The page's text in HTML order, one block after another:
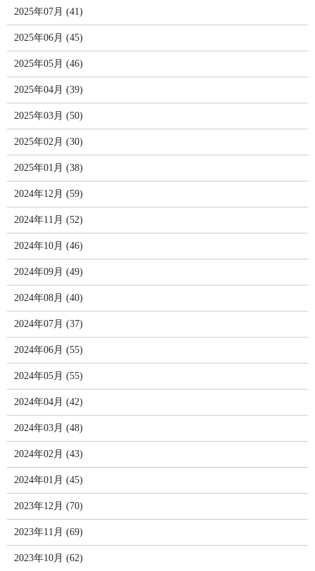
2025年07月 (41)
2025年06月 (45)
2025年05月 (46)
2025年04月 (39)
2025年03月 (50)
2025年02月 (30)
2025年01月 (38)
2024年12月 (59)
2024年11月 (52)
2024年10月 (46)
2024年09月 (49)
2024年08月 (40)
2024年07月 (37)
2024年06月 (55)
2024年05月 (55)
2024年04月 (42)
2024年03月 (48)
2024年02月 (43)
2024年01月 (45)
2023年12月 (70)
2023年11月 (69)
2023年10月 (62)